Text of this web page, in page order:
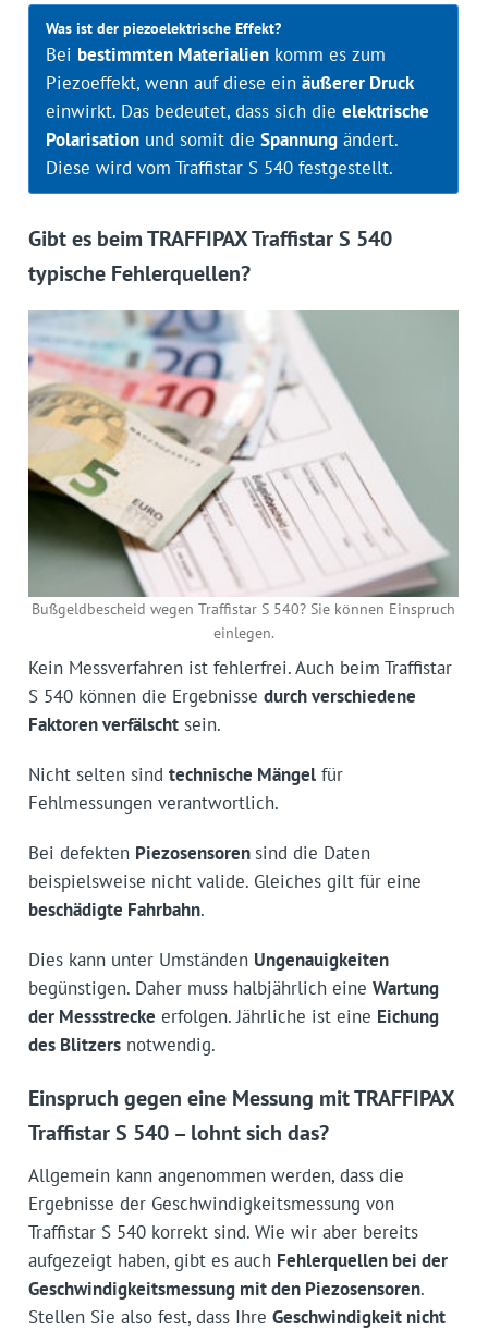
Was ist der piezoelektrische Effekt?
Bei bestimmten Materialienkomm es zum
Piezoeffekt, wenn auf diese ein äußerer Druck
einwirkt. Das bedeutet, dass sich die elektrische
Polarisationund somit die Spannungändert.
Diese wird vom Traffistar S 540 festgestellt.
Gibt es beim TRAFFIPAX Traffistar S 540
typische Fehlerquellen?
Bußgeldbescheid wegen Traffistar S 540? Sie können Einspruch
einlegen.
Kein Messverfahren ist fehlerfrei. Auch beim Traffistar
S 540 können die Ergebnisse durch verschiedene
Faktoren verfälschtsein.
Nicht selten sind technische Mängelfür
Fehlmessungen verantwortlich.
Bei defekten Piezosensorensind die Daten
beispielsweise nicht valide. Gleiches gilt für eine
beschädigte Fahrbahn.
Dies kann unter Umständen Ungenauigkeiten
begünstigen. Daher muss halbjährlich eine Wartung
der Messstrecke erfolgen. Jährliche ist eine Eichung
des Blitzersnotwendig.
Einspruch gegen eine Messung mit TRAFFIPAX
Traffistar S 540 – lohnt sich das?
Allgemein kann angenommen werden, dass die
Ergebnisse der Geschwindigkeits­messung von
Traffistar S 540 korrekt sind. Wie wir aber bereits
aufgezeigt haben, gibt es auch Fehlerquellen bei der
Geschwindigkeitsmessung mit den Piezosensoren.
Stellen Sie also fest, dass Ihre Geschwindigkeit nicht